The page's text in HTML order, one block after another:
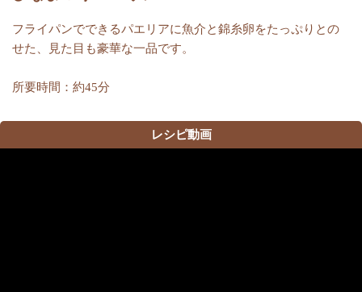
フライパンでできるパエリアに魚介と錦糸卵をたっぷりとの
せた、見た目も豪華な一品です。
所要時間：約45分
レシピ動画